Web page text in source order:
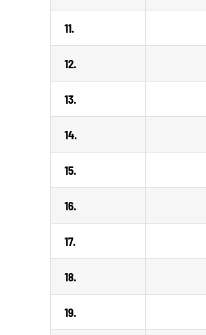
11.
12.
13.
14.
15.
16.
17.
18.
19.